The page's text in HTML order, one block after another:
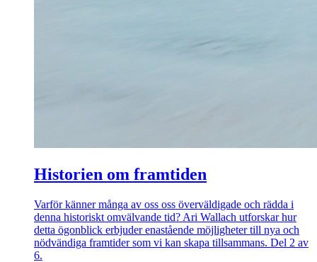
Historien om framtiden
Varför känner många av oss oss överväldigade och rädda i
denna historiskt omvälvande tid? Ari Wallach utforskar hur
detta ögonblick erbjuder enastående möjligheter till nya och
nödvändiga framtider som vi kan skapa tillsammans. Del 2 av
6.